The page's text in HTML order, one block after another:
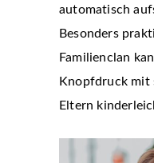
automatisch
Besonders
Familienclan
Knopfdruck mit
Eltern